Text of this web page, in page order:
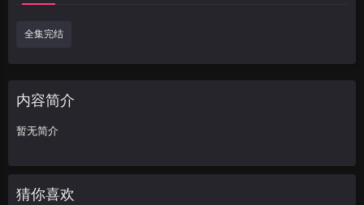
全集完结
内容简介
暂无简介
猜你喜欢